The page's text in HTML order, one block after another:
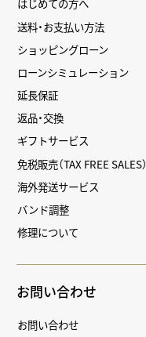
はじめての方へ
送料・お支払い方法
ショッピングローン
ローンシミュレーション
延長保証
返品・交換
ギフトサービス
免税販売（TAX FREE SALES）
海外発送サービス
バンド調整
修理について
お問い合わせ
お問い合わせ